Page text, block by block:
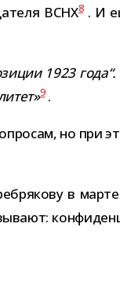
ВСНХ8. И
1923
9.
но при
в